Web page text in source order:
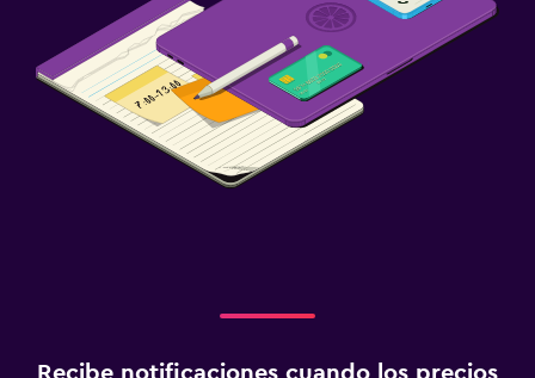
Recibe notificaciones cuando los precios